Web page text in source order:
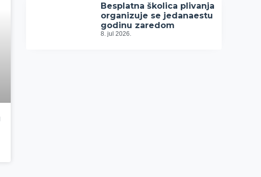
Besplatna školica plivanja
organizuje se jedanaestu
godinu zaredom
8. jul 2026.